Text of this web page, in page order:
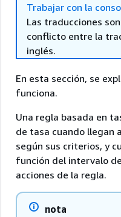
Trabajar con la
Las traducciones
conflicto entre la
inglés.
En esta sección, se
funciona.
Una regla basada en
de tasa cuando llegan
según sus criterios, y
función del intervalo
acciones de la regla.
nota